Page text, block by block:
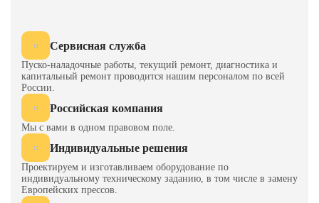
Масса, кгСервисная служба
Пуско-наладочные работы, текущий ремонт, диагностика и
капитальный ремонт проводится нашим персоналом по всей
России.
Российская компания
Мы с вами в одном правовом поле.
Индивидуальные решения
Проектируем и изготавливаем оборудование по
индивидуальному техническому заданию, в том числе в замену
Европейских прессов.